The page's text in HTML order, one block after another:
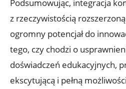
Podsumowując, integracja
z rzeczywistością
ogromny potencjał do
tego, czy chodzi o
doświadczeń edukacyjnych,
ekscytującą i pełną